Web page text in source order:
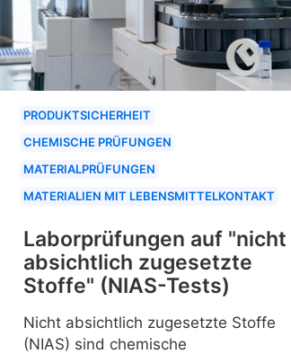
PRODUKTSICHERHEIT
CHEMISCHE PRÜFUNGEN
MATERIALPRÜFUNGEN
MATERIALIEN MIT LEBENSMITTELKONTAKT
Laborprüfungen auf "nicht
absichtlich zugesetzte
Stoffe" (NIAS-Tests)
Nicht absichtlich zugesetzte Stoffe
(NIAS) sind chemische